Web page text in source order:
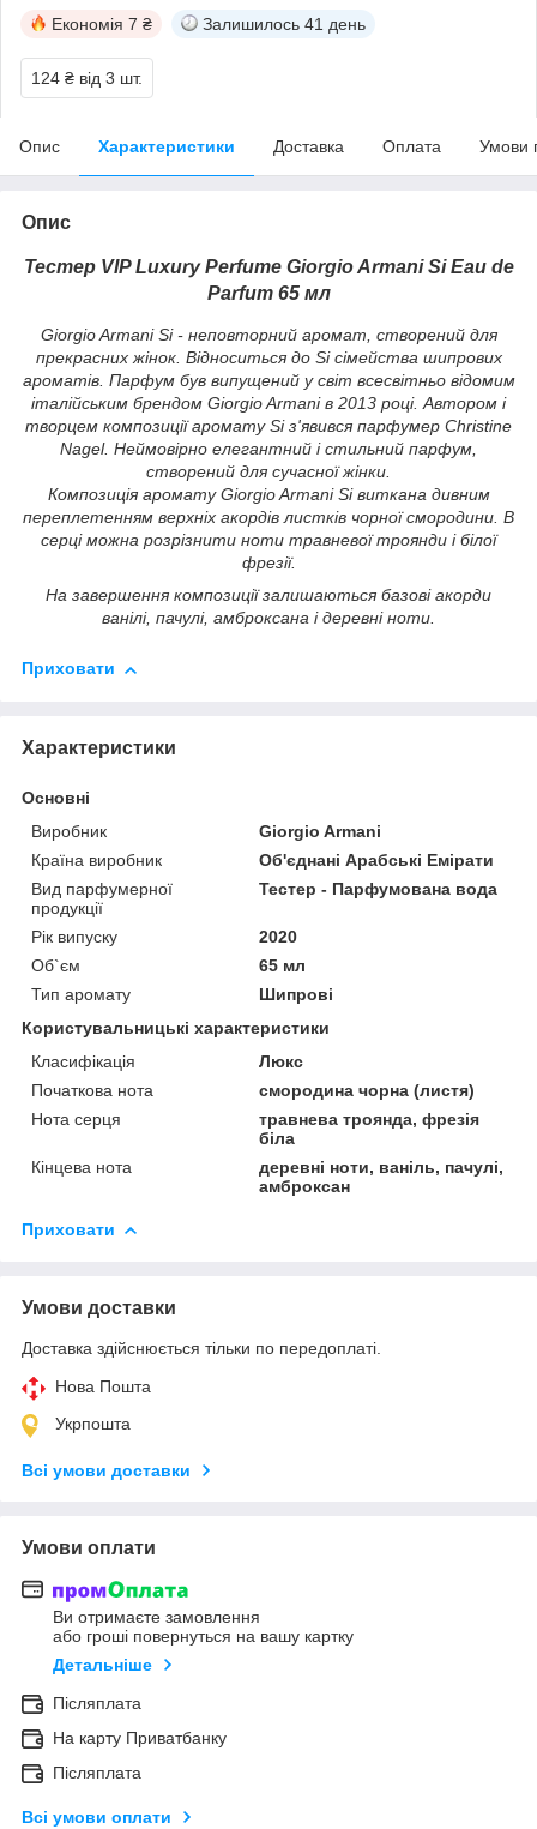
Економія 7 ₴ Залишилось 41 день
124 ₴ від 3 шт.
Опис Характеристики Доставка Оплата Умови
Опис
Тестер VIP Luxury Perfume Giorgio Armani Si Eau de
Parfum 65 мл
Giorgio Armani Si - неповторний аромат, створений для
прекрасних жінок. Відноситься до Si сімейства шипрових
ароматів. Парфум був випущений у світ всесвітньо відомим
італійським брендом Giorgio Armani в 2013 році. Автором і
творцем композиції аромату Si з'явився парфумер Christine
Nagel. Неймовірно елегантний і стильний парфум,
створений для сучасної жінки.
Композиція аромату Giorgio Armani Si виткана дивним
переплетенням верхніх акордів листків чорної смородини. В
серці можна розрізнити ноти травневої троянди і білої
фрезії.
На завершення композиції залишаються базові акорди
ванілі, пачулі, амброксана і деревні ноти.
Приховати
Характеристики
Основні
Виробник
Giorgio Armani
Країна виробник
Об'єднані Арабські Емірати
Вид парфумерної
продукції
Тестер - Парфумована вода
Рік випуску
2020
Об`єм
65 мл
Тип аромату
Шипрові
Користувальницькі характеристики
Класифікація
Люкс
Початкова нота
смородина чорна (листя)
Нота серця
травнева троянда, фрезія
біла
Кінцева нота
деревні ноти, ваніль, пачулі,
амброксан
Приховати
Умови доставки
Доставка здійснюється тільки по передоплаті.
Нова Пошта
Укрпошта
Всі умови доставки
Умови оплати
Ви отримаєте замовлення
або гроші повернуться на вашу картку
Детальніше
Післяплата
На карту Приватбанку
Післяплата
Всі умови оплати